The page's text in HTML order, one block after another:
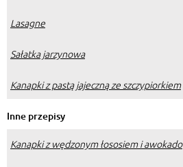
Lasagne
Sałatka jarzynowa
Kanapki z pastą jajeczną ze szczypiorkiem
Inne przepisy
Kanapki z wędzonym łososiem i awokado